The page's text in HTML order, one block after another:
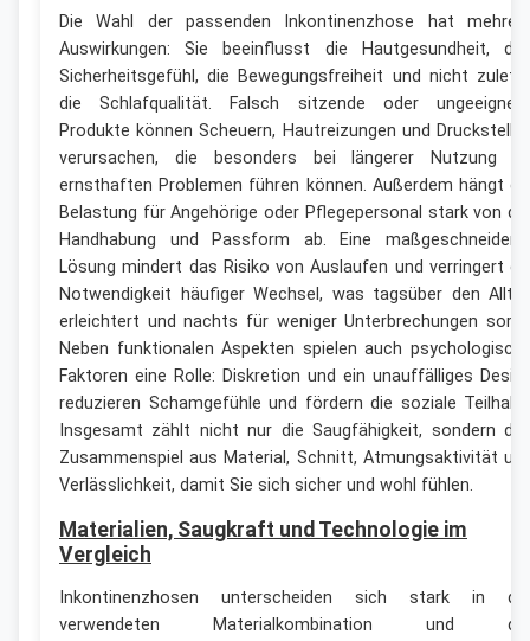
Die Wahl der passenden Inkontinenzhose hat
Auswirkungen: Sie beeinflusst die Hautgesundheit,
Sicherheitsgefühl, die Bewegungsfreiheit und nicht
die Schlafqualität. Falsch sitzende oder
Produkte können Scheuern, Hautreizungen und
verursachen, die besonders bei längerer Nutzung
ernsthaften Problemen führen können. Außerdem hängt
Belastung für Angehörige oder Pflegepersonal stark von
Handhabung und Passform ab. Eine
Lösung mindert das Risiko von Auslaufen und verringert
Notwendigkeit häufiger Wechsel, was tagsüber den
erleichtert und nachts für weniger Unterbrechungen
Neben funktionalen Aspekten spielen auch
Faktoren eine Rolle: Diskretion und ein unauffälliges
reduzieren Schamgefühle und fördern die soziale
Insgesamt zählt nicht nur die Saugfähigkeit, sondern
Zusammenspiel aus Material, Schnitt, Atmungsaktivität
Verlässlichkeit, damit Sie sich sicher und wohl fühlen.
Materialien, Saugkraft und Technologie im
Vergleich
Inkontinenzhosen unterscheiden sich stark in
verwendeten Materialkombination und